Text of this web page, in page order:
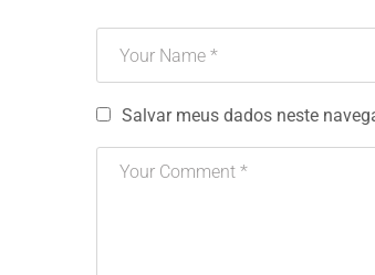
Salvar meus dados neste